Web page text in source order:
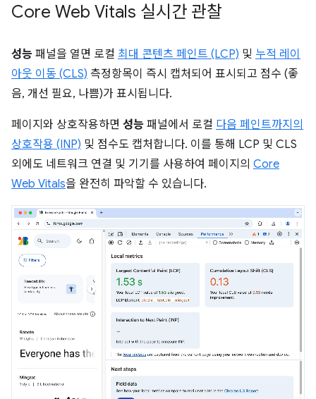
Core Web Vitals 실시간 관찰
성능 패널을 열면 로컬 최대 콘텐츠 페인트 (LCP) 및 누적 레이
아웃 이동 (CLS) 측정항목이 즉시 캡처되어 표시되고 점수 (좋
음, 개선 필요, 나쁨)가 표시됩니다.
페이지와 상호작용하면 성능 패널에서 로컬 다음 페인트까지의
상호작용 (INP) 및 점수도 캡처합니다. 이를 통해 LCP 및 CLS
외에도 네트워크 연결 및 기기를 사용하여 페이지의 Core
Web Vitals을 완전히 파악할 수 있습니다.